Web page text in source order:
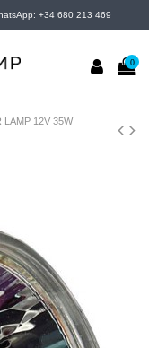
+34 680 213 469
0
LAMP 12V 35W